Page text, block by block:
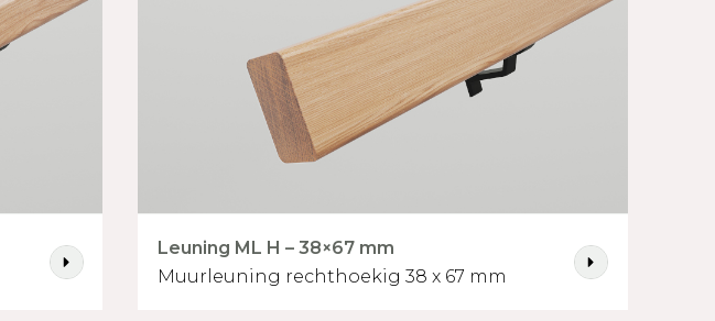
Leuning ML H – 38×67 mm
Muurleuning rechthoekig 38 x 67 mm